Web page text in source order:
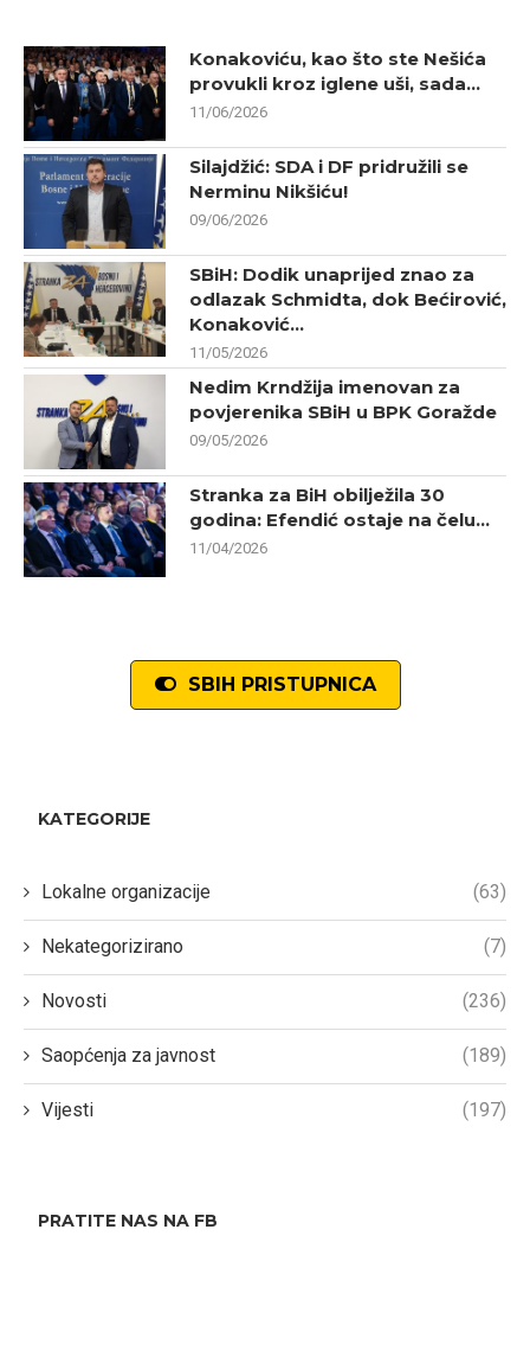
Konakoviću, kao što ste Nešića
provukli kroz iglene uši, sada...
11/06/2026
Silajdžić: SDA i DF pridružili se
Nerminu Nikšiću!
09/06/2026
SBiH: Dodik unaprijed znao za
odlazak Schmidta, dok Bećirović,
Konaković...
11/05/2026
Nedim Krndžija imenovan za
povjerenika SBiH u BPK Goražde
09/05/2026
Stranka za BiH obilježila 30
godina: Efendić ostaje na čelu...
11/04/2026
SBIH PRISTUPNICA
KATEGORIJE
Lokalne organizacije (63)
Nekategorizirano (7)
Novosti (236)
Saopćenja za javnost (189)
Vijesti (197)
PRATITE NAS NA FB